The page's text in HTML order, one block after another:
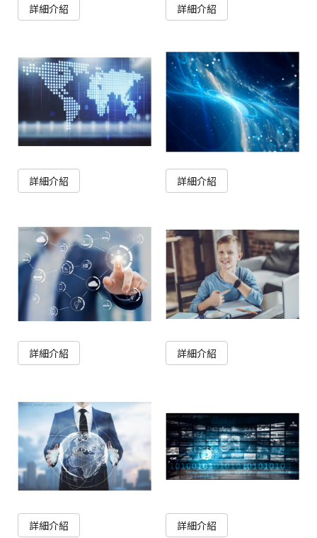
詳細介紹 詳細介紹
詳細介紹 詳細介紹
詳細介紹 詳細介紹
詳細介紹 詳細介紹